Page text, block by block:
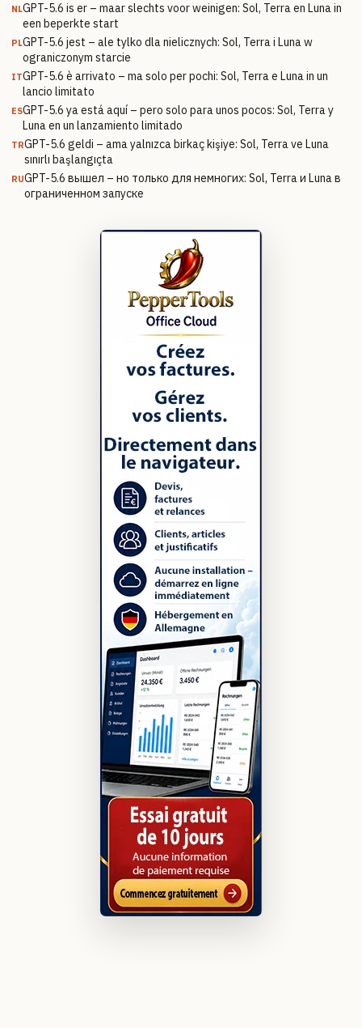
NLGPT-5.6 is er – maar slechts voor weinigen: Sol, Terra en Luna in
een beperkte start
PLGPT-5.6 jest – ale tylko dla nielicznych: Sol, Terra i Luna w
ograniczonym starcie
ITGPT-5.6 è arrivato – ma solo per pochi: Sol, Terra e Luna in un
lancio limitato
ESGPT-5.6 ya está aquí – pero solo para unos pocos: Sol, Terra y
Luna en un lanzamiento limitado
TRGPT-5.6 geldi – ama yalnızca birkaç kişiye: Sol, Terra ve Luna
sınırlı başlangıçta
RUGPT-5.6 вышел – но только для немногих: Sol, Terra и Luna в
ограниченном запуске